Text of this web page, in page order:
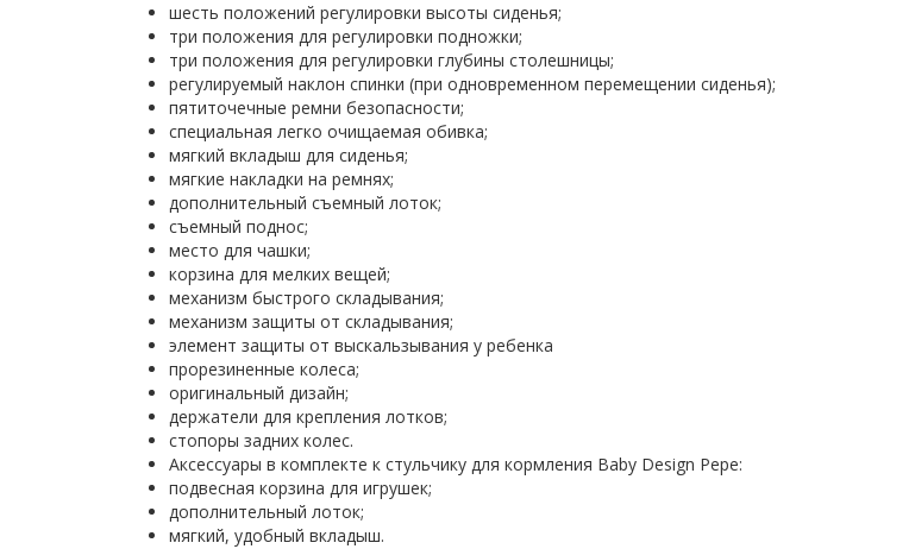
шесть положений регулировки высоты сиденья;
три положения для регулировки подножки;
три положения для регулировки глубины столешницы;
регулируемый наклон спинки (при одновременном перемещении сиденья);
пятиточечные ремни безопасности;
специальная легко очищаемая обивка;
мягкий вкладыш для сиденья;
мягкие накладки на ремнях;
дополнительный съемный лоток;
съемный поднос;
место для чашки;
корзина для мелких вещей;
механизм быстрого складывания;
механизм защиты от складывания;
элемент защиты от выскальзывания у ребенка
прорезиненные колеса;
оригинальный дизайн;
держатели для крепления лотков;
стопоры задних колес.
Аксессуары в комплекте к стульчику для кормления Baby Design Pepe:
подвесная корзина для игрушек;
дополнительный лоток;
мягкий, удобный вкладыш.